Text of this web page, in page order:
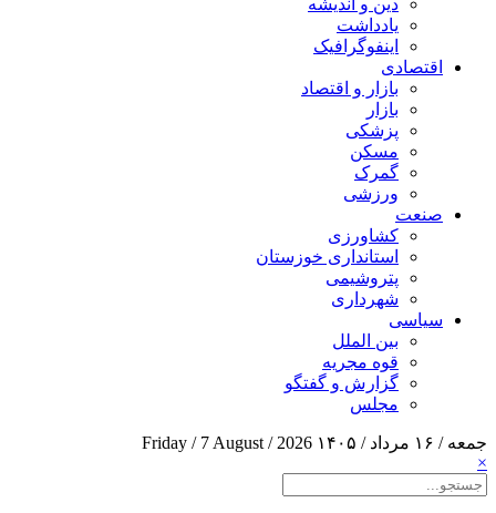
دین و اندیشه
یادداشت
اینفوگرافیک
اقتصادی
بازار و اقتصاد
بازار
پزشکی
مسکن
گمرک
ورزشی
صنعت
کشاورزی
استانداری خوزستان
پتروشیمی
شهرداری
سیاسی
بین الملل
قوه مجریه
گزارش و گفتگو
مجلس
جمعه / ۱۶ مرداد / ۱۴۰۵
Friday / 7 August / 2026
×